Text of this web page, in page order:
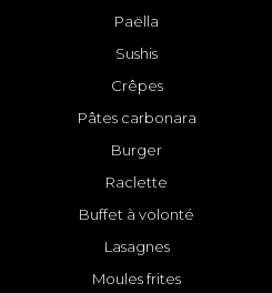
Paëlla
Sushis
Crêpes
Pâtes carbonara
Burger
Raclette
Buffet à volonté
Lasagnes
Moules frites